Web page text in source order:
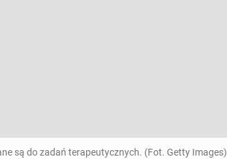
są do zadań terapeutycznych. (Fot. Getty Images)